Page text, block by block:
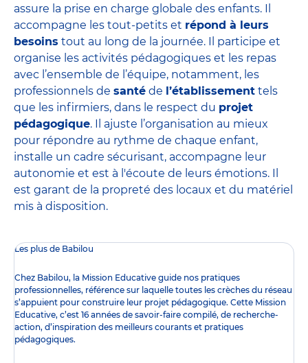
assure la prise en charge globale des enfants. Il
accompagne les tout-petits et répond à leurs
besoins tout au long de la journée. Il participe et
organise les activités pédagogiques et les repas
avec l’ensemble de l’équipe, notamment, les
professionnels de santé de l’établissement tels
que les infirmiers, dans le respect du projet
pédagogique. Il ajuste l’organisation au mieux
pour répondre au rythme de chaque enfant,
installe un cadre sécurisant, accompagne leur
autonomie et est à l'écoute de leurs émotions. Il
est garant de la propreté des locaux et du matériel
mis à disposition.
Les plus de Babilou
Chez Babilou, la Mission Educative guide nos pratiques
professionnelles, référence sur laquelle toutes les crèches du réseau
s’appuient pour construire leur projet pédagogique. Cette Mission
Educative, c’est 16 années de savoir-faire compilé, de recherche-
action, d’inspiration des meilleurs courants et pratiques
pédagogiques.